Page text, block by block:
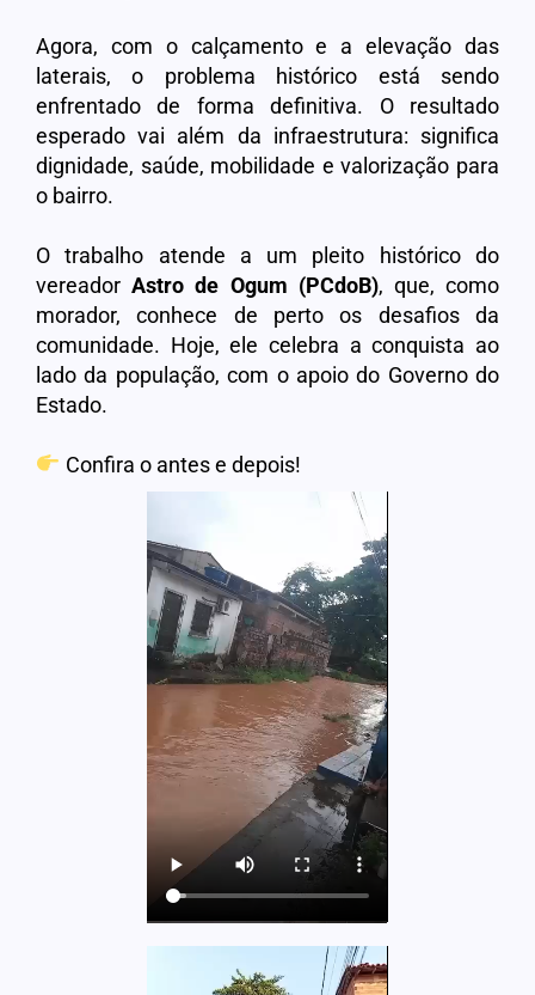
Agora, com o calçamento e a elevação das
laterais, o problema histórico está sendo
enfrentado de forma definitiva. O resultado
esperado vai além da infraestrutura: significa
dignidade, saúde, mobilidade e valorização para
o bairro.
O trabalho atende a um pleito histórico do
vereadorAstro de Ogum (PCdoB), que, como
morador, conhece de perto os desafios da
comunidade. Hoje, ele celebra a conquista ao
lado da população, com o apoio do Governo do
Estado.
Confira o antes e depois!